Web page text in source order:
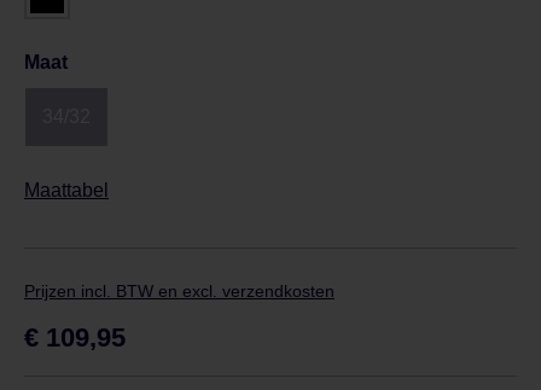
Maat
Maattabel
Prijzen incl. BTW en excl. verzendkosten
Normale prijs:
€ 109,95